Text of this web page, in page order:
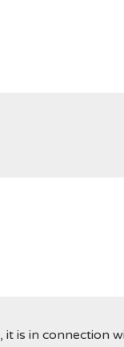
is in connection